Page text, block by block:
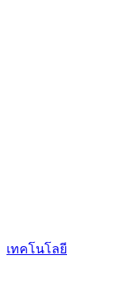
เทคโนโลยี